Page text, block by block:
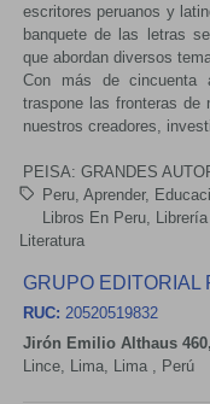
escritores peruanos y
banquete de las letras
que abordan diversos
Con más de cincuenta
traspone las fronteras de
nuestros creadores,
PEISA: GRANDES
Peru Aprender
Libros En Peru
Literatura
GRUPO EDITORIAL
RUC: 20520519832
Jirón Emilio Althaus
Lince, Lima, Lima , Perú